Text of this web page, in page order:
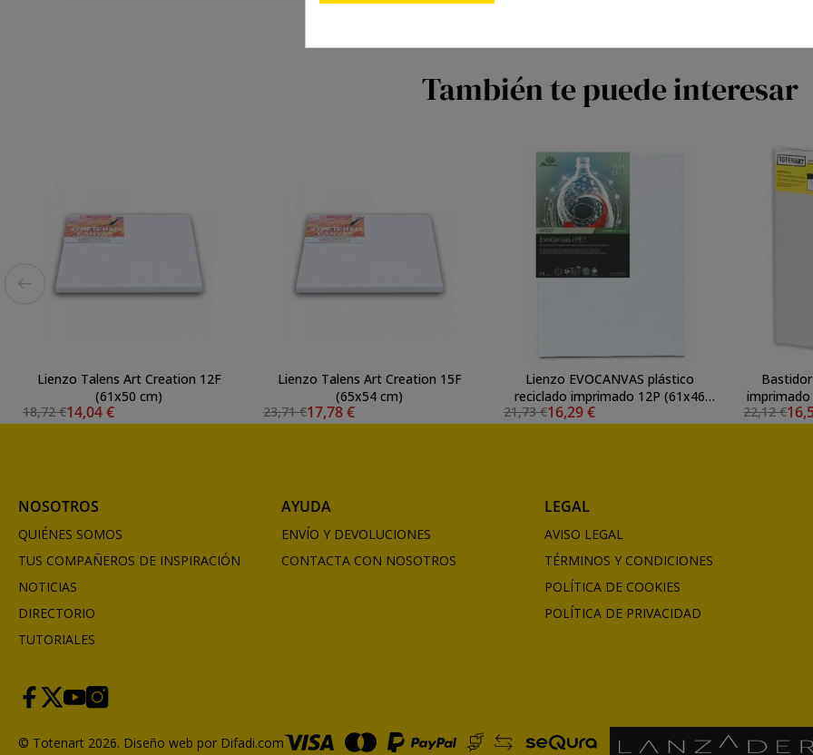
También te puede interesar
Lienzo Talens Art Creation 12F
(61x50 cm)
18,72 €14,04 €
Lienzo Talens Art Creation 15F
(65x54 cm)
23,71 €17,78 €
Lienzo EVOCANVAS plástico
reciclado imprimado 12P (61x46
con travesaño) **
21,73 €16,29 €
imprimado
22,12 €
NOSOTROS
QUIÉNES SOMOS
TUS COMPAÑEROS DE INSPIRACIÓN
NOTICIAS
DIRECTORIO
TUTORIALES
AYUDA
ENVÍO Y DEVOLUCIONES
CONTACTA CON NOSOTROS
LEGAL
AVISO LEGAL
TÉRMINOS Y CONDICIONES
POLÍTICA DE COOKIES
POLÍTICA DE PRIVACIDAD
© Totenart 2026. Diseño web por Difadi.com